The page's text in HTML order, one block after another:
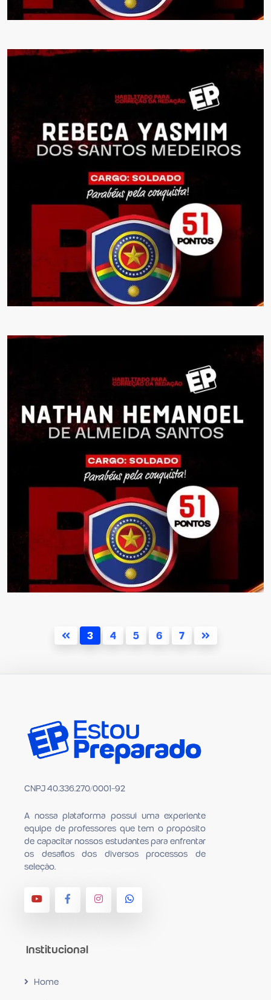
3 4 5 6 7
CNPJ 40.336.270/0001-92
A nossa plataforma possui uma experiente
equipe de professores que tem o propósito
de capacitar nossos estudantes para en­frentar
os desafios dos diversos processos de
seleção.
Institucional
Home